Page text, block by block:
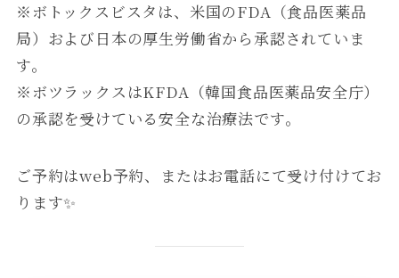
※ボトックスビスタは、米国のFDA（食品医薬品
局）および日本の厚生労働省から承認されていま
す。
※ボツラックスはKFDA（韓国食品医薬品安全庁）
の承認を受けている安全な治療法です。
ご予約はweb予約、またはお電話にて受け付けてお
ります✨